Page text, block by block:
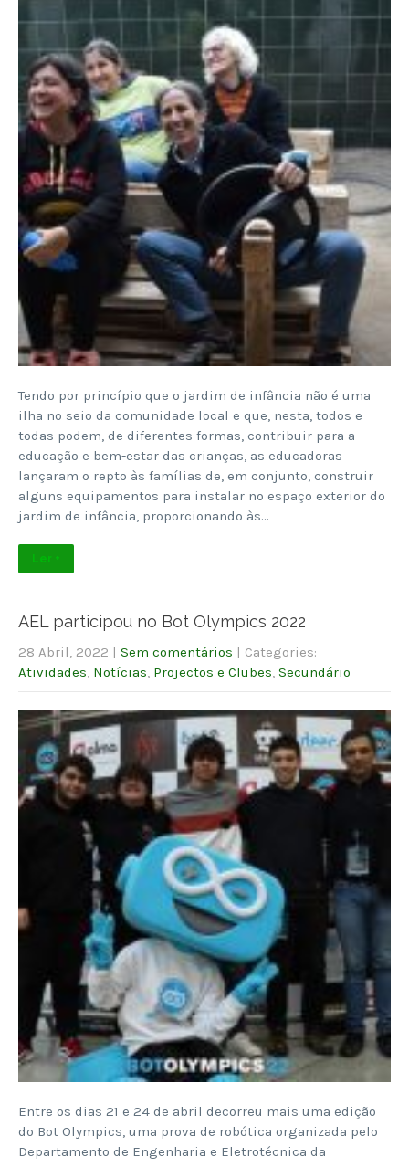
Tendo por princípio que o jardim de infância não é uma
ilha no seio da comunidade local e que, nesta, todos e
todas podem, de diferentes formas, contribuir para a
educação e bem-estar das crianças, as educadoras
lançaram o repto às famílias de, em conjunto, construir
alguns equipamentos para instalar no espaço exterior do
jardim de infância, proporcionando às…
Ler +
AEL participou no Bot Olympics 2022
28 Abril, 2022 | Sem comentários | Categories:
Atividades Notícias Projectos e Clubes Secundário
Entre os dias 21 e 24 de abril decorreu mais uma edição
do Bot Olympics, uma prova de robótica organizada pelo
Departamento de Engenharia e Eletrotécnica da